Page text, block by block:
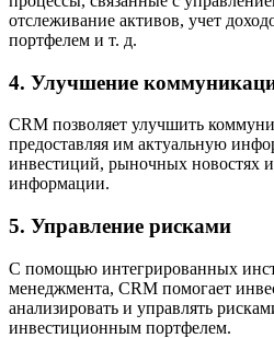
отслеживание активов, учет
портфелем и т. д.
4. Улучшение
CRM позволяет улучшить
предоставляя им актуальную
инвестиций, рыночных новостях
информации.
5. Управление рисками
С помощью интегрированных
менеджмента, CRM помогает
анализировать и управлять
инвестиционным портфелем.